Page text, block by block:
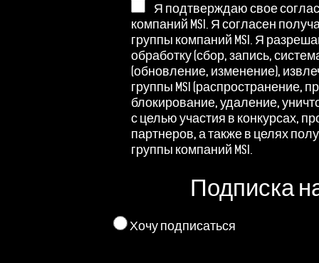
Я подтверждаю свое
компаний MSI. Я согласен
группы компаний MSI. Я
обработку (сбор, запись,
(обновление, изменение),
группы MSI (распространение,
блокирование, удаление,
с целью участия в конкурсах,
партнеров, а также в целях
группы компаний MSI.
Подписка
Хочу подписаться